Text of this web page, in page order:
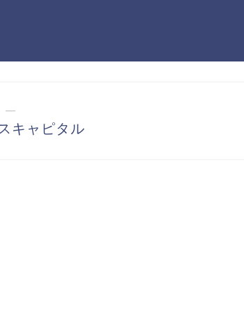
―
キャピタル